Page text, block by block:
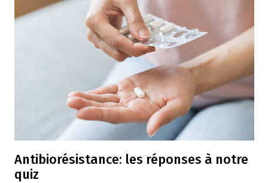
Antibiorésistance: les réponses à notre
quiz